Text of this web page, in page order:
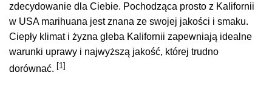
zdecydowanie dla Ciebie. Pochodząca prosto z Kalifornii
w USA marihuana jest znana ze swojej jakości i smaku.
Ciepły klimat i żyzna gleba Kalifornii zapewniają idealne
warunki uprawy i najwyższą jakość, której trudno
dorównać. [1]